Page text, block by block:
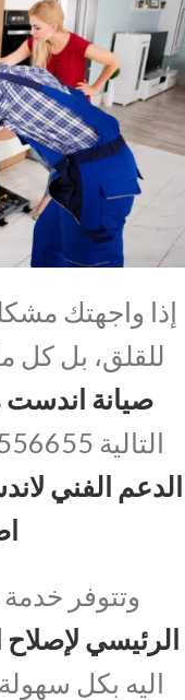
إذا واجهتك
للقلق، بل كل
صيانة اندست
التالية 01017556655 , وسوف يتوفر لك
الدعم الفني
وتتوفر
الرئيسي
اليه بكل